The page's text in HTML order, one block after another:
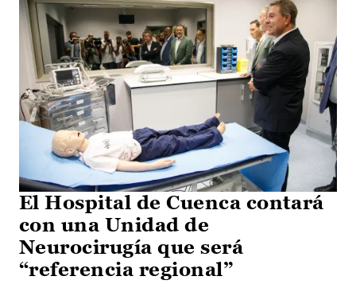
El Hospital de Cuenca contará
con una Unidad de
Neurocirugía que será
“referencia regional”